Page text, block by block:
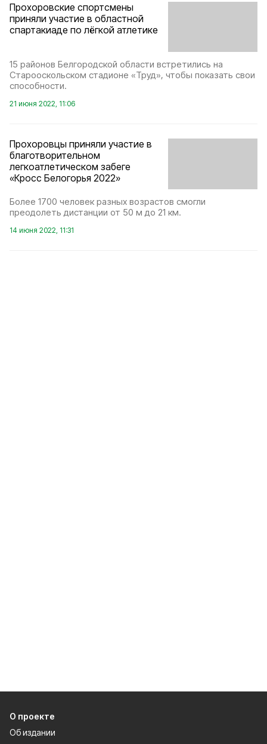
Прохоровские спортсмены
приняли участие в областной
спартакиаде по лёгкой атлетике
15 районов Белгородской области встретились на
Старооскольском стадионе «Труд», чтобы показать свои
способности.
21 июня 2022, 11:06
Прохоровцы приняли участие в
благотворительном
легкоатлетическом забеге
«Кросс Белогорья 2022»
Более 1700 человек разных возрастов смогли
преодолеть дистанции от 50 м до 21 км.
14 июня 2022, 11:31
О проекте
Об издании